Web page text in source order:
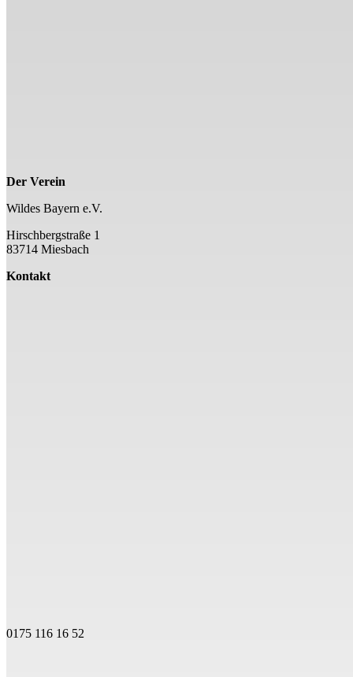
Der Verein
Wildes Bayern e.V.
Hirschbergstraße 1
83714 Miesbach
Kontakt
0175 116 16 52